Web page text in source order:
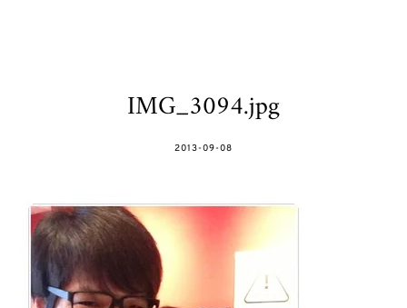
IMG_3094.jpg
POSTED
2013-09-08